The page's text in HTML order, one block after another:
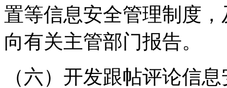
置等信息安全管理制度
向有关主管部门报告。
（六）开发跟帖评论信